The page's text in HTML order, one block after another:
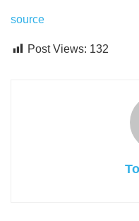
source
Post Views: 132